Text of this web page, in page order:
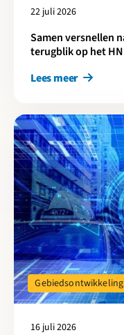
22 juli 2026
Samen versnellen
terugblik op het
Lees meer
16 juli 2026
Gebiedsontwikkeling
Lees meer over